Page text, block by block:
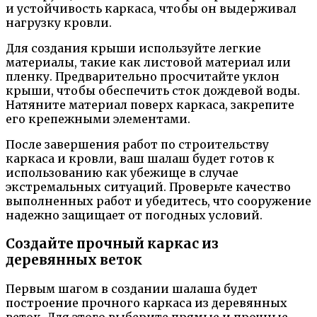
и устойчивость каркаса, чтобы он выдерживал
нагрузку кровли.
Для создания крыши используйте легкие
материалы, такие как листовой материал или
пленку. Предварительно просчитайте уклон
крыши, чтобы обеспечить сток дождевой воды.
Натяните материал поверх каркаса, закрепите
его крепежными элементами.
После завершения работ по строительству
каркаса и кровли, ваш шалаш будет готов к
использованию как убежище в случае
экстремальных ситуаций. Проверьте качество
выполненных работ и убедитесь, что сооружение
надежно защищает от погодных условий.
Создайте прочный каркас из
деревянных веток
Первым шагом в создании шалаша будет
построение прочного каркаса из деревянных